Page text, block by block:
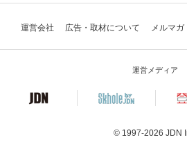
運営会社 広告・取材について メルマガ
運営メディア
© 1997-2026 JDN